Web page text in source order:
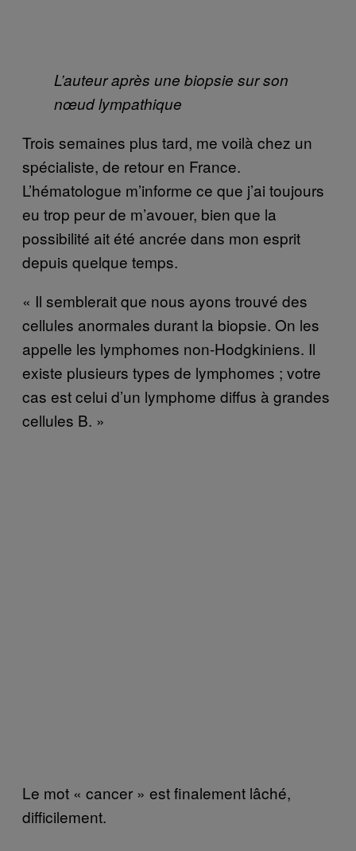
L’auteur après une biopsie sur son
nœud lympathique
Trois semaines plus tard, me voilà chez un
spécialiste, de retour en France.
L’hématologue m’informe ce que j’ai toujours
eu trop peur de m’avouer, bien que la
possibilité ait été ancrée dans mon esprit
depuis quelque temps.
« Il semblerait que nous ayons trouvé des
cellules anormales durant la biopsie. On les
appelle les lymphomes non-Hodgkiniens. Il
existe plusieurs types de lymphomes ; votre
cas est celui d’un lymphome diffus à grandes
cellules B. »
Le mot « cancer » est finalement lâché,
difficilement.